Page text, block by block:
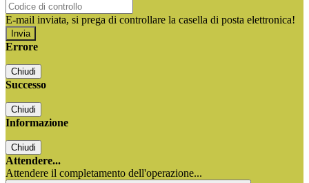
E-mail inviata, si prega di controllare la casella di posta elettronica!
Errore
Chiudi
Successo
Chiudi
Informazione
Chiudi
Attendere...
Attendere il completamento dell'operazione...